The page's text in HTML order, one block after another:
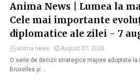
Anima News | Lumea la
Cele mai importante
diplomatice ale zilei - 7
anima news
August 07, 2026
O serie de decizii strategice majore adoptate la
Bruxelles și …